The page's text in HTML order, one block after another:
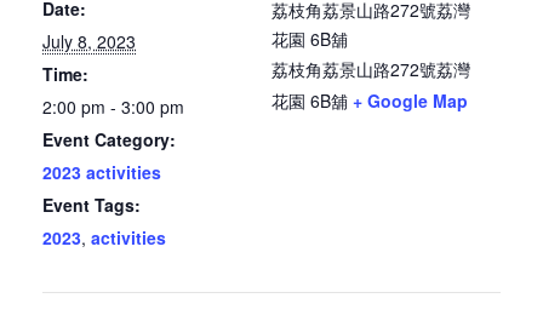
Date:
July 8, 2023
Time:
2:00 pm - 3:00 pm
Event Category:
2023 activities
Event Tags:
2023, activities
荔枝角荔景山路272號荔灣
花園 6B舖
荔枝角荔景山路272號荔灣
花園 6B舖 + Google Map